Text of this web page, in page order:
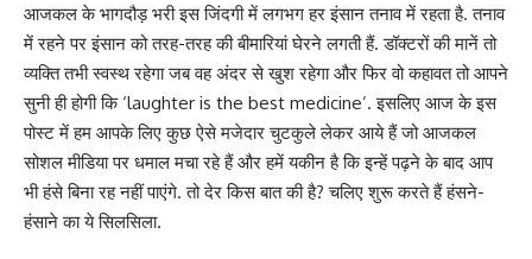
आजकल के भागदौड़ भरी इस जिंदगी में लगभग हर इंसान तनाव में रहता है. तनाव
में रहने पर इंसान को तरह-तरह की बीमारियां घेरने लगती हैं. डॉक्टरों की मानें तो
व्यक्ति तभी स्वस्थ रहेगा जब वह अंदर से खुश रहेगा और फिर वो कहावत तो आपने
सुनी ही होगी कि ‘laughter is the best medicine’. इसलिए आज के इस
पोस्ट में हम आपके लिए कुछ ऐसे मजेदार चुटकुले लेकर आये हैं जो आजकल
सोशल मीडिया पर धमाल मचा रहे हैं और हमें यकीन है कि इन्हें पढ़ने के बाद आप
भी हंसे बिना रह नहीं पाएंगे. तो देर किस बात की है? चलिए शुरू करते हैं हंसने-
हंसाने का ये सिलसिला.